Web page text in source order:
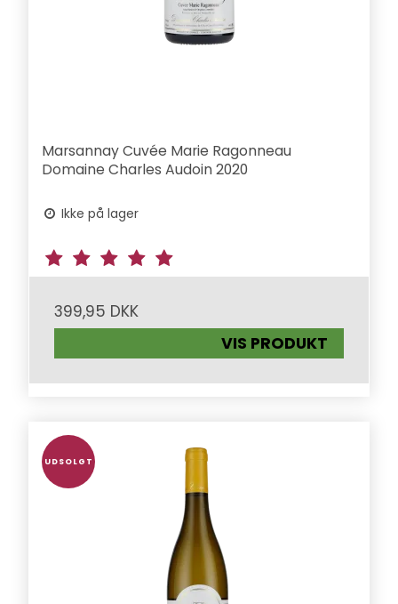
Marsannay Cuvée Marie Ragonneau
Domaine Charles Audoin 2020
Ikke på lager
399,95 DKK
VIS PRODUKT
UDSOLGT